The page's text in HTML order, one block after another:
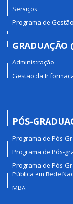
Serviços
Programa de Gestão
GRADUAÇÃO
Administração
Gestão da
PÓS-
Programa de Pós-
Programa de Pós-
Programa de Pós-
Pública em Rede
MBA